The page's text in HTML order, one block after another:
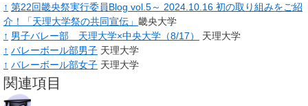
↑ 第22回畿央祭実行委員Blog vol.5～ 2024.10.16 初の取り組みをご紹
介！「天理大学祭の共同宣伝」 畿央大学
↑ 男子バレー部 天理大学×中央大学（8/17）
天理大学
↑ バレーボール部男子 天理大学
↑ バレーボール部女子 天理大学
関連項目